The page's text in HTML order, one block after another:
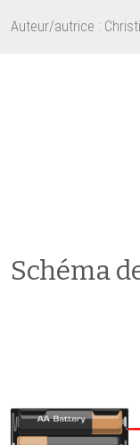
Auteur/autrice :
Schéma